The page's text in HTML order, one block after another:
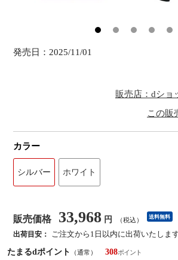
発売日： 2025/11/01
販売店：dショ
この販
カラー
シルバー ホワイト
販売価格 33,968 円 （税込） 送料無料
出荷目安：
ご注文から1日以内に出荷いたしま
たまるdポイント
（通常）
308